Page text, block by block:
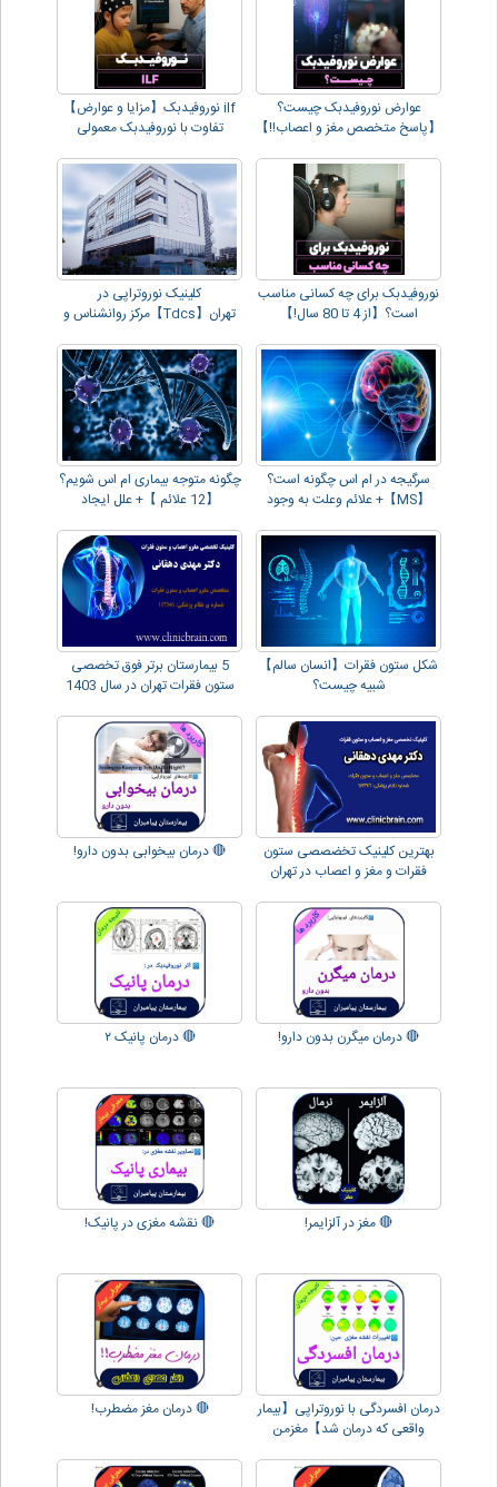
عوارض نوروفیدبک چیست؟
【پاسخ متخصص مغز و اعصاب!!】
ilf نوروفیدبک【مزایا و عوارض】
تفاوت با نوروفیدبک معمولی
نوروفیدبک برای چه کسانی مناسب
است؟【از 4 تا 80 سال!】
کلینیک نوروتراپی در
تهران【Tdcs】مرکز روانشناس و
سرگیجه در ام اس چگونه است؟
【MS】+ علائم وعلت به وجود
چگونه متوجه بیماری ام اس شویم؟
【12 علائم 】+ علل ایجاد
شکل ستون فقرات【انسان سالم】
شبیه چیست؟
5 بیمارستان برتر فوق تخصصی
ستون فقرات تهران در سال 1403
بهترین کلینیک تخضصصی ستون
فقرات و مغز و اعصاب در تهران
🔴 درمان بیخوابی بدون دارو!
🔴 درمان میگرن بدون دارو! 🔴 درمان پانیک ۲
🔴 مغز در آلزایمر! 🔴 نقشه مغزی در پانیک!
درمان افسردگی با نوروتراپی【بیمار
واقعی که درمان شد】مغزمن
🔴 درمان مغز مضطرب!